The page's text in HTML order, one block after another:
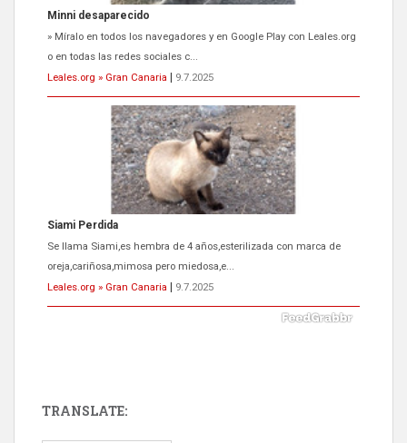
Minni desaparecido
» Míralo en todos los navegadores y en Google Play con Leales.org
o en todas las redes sociales c...
Leales.org » Gran Canaria
9.7.2025
Siami Perdida
Se llama Siami,es hembra de 4 años,esterilizada con marca de
oreja,cariñosa,mimosa pero miedosa,e...
Leales.org » Gran Canaria
9.7.2025
TRANSLATE: